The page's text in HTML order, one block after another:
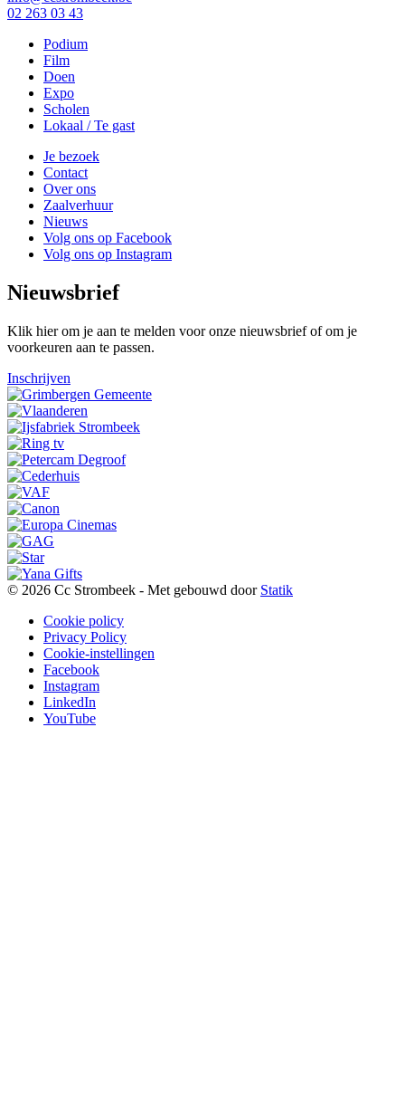
02 263 03 43
Podium
Film
Doen
Expo
Scholen
Lokaal / Te gast
Je bezoek
Contact
Over ons
Zaalverhuur
Nieuws
Volg ons op Facebook
Volg ons op Instagram
Nieuwsbrief
Klik hier om je aan te melden voor onze nieuwsbrief of om je
voorkeuren aan te passen.
Inschrijven
© 2026 Cc Strombeek - Met gebouwd door Statik
Cookie policy
Privacy Policy
Cookie-instellingen
Facebook
Instagram
LinkedIn
YouTube